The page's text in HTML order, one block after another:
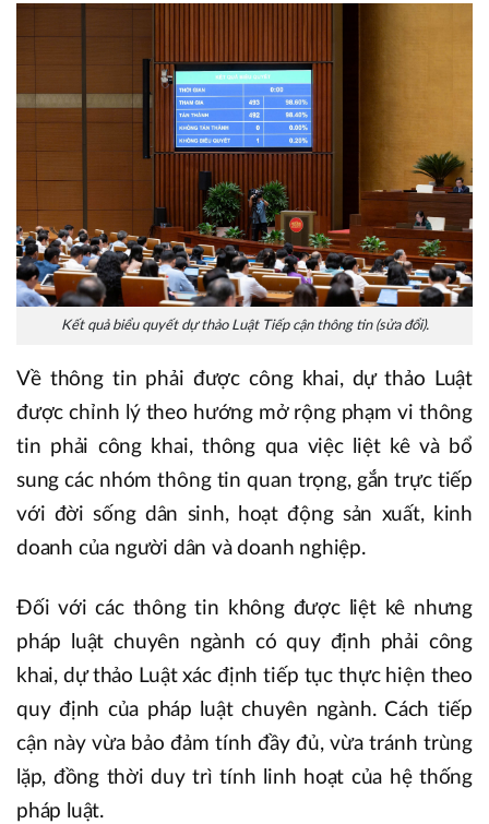
Kết quả biểu quyết dự thảo Luật Tiếp cận thông tin (sửa đổi).
Về thông tin phải được công khai, dự thảo Luật
được chỉnh lý theo hướng mở rộng phạm vi thông
tin phải công khai, thông qua việc liệt kê và bổ
sung các nhóm thông tin quan trọng, gắn trực tiếp
với đời sống dân sinh, hoạt động sản xuất, kinh
doanh của người dân và doanh nghiệp.
Đối với các thông tin không được liệt kê nhưng
pháp luật chuyên ngành có quy định phải công
khai, dự thảo Luật xác định tiếp tục thực hiện theo
quy định của pháp luật chuyên ngành. Cách tiếp
cận này vừa bảo đảm tính đầy đủ, vừa tránh trùng
lặp, đồng thời duy trì tính linh hoạt của hệ thống
pháp luật.